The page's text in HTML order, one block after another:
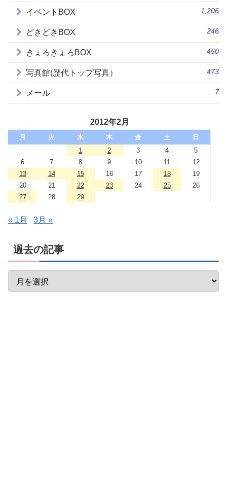
イベントBOX 1,206
どきどきBOX 246
きょろきょろBOX 450
写真館(歴代トップ写真） 473
メール 7
2012年2月
月 火 水 木 金 土
日
1
2 3 4
5
6
7 8 9 10 11
12
13
14 15 16 17 18
19
20
21 22 23 24 25
26
27
28 29
« 1月 3月 »
過去の記事